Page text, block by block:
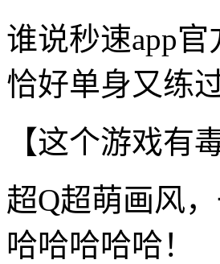
谁说秒速app
恰好单身又练
【这个游戏有
超Q超萌画风
哈哈哈哈哈！